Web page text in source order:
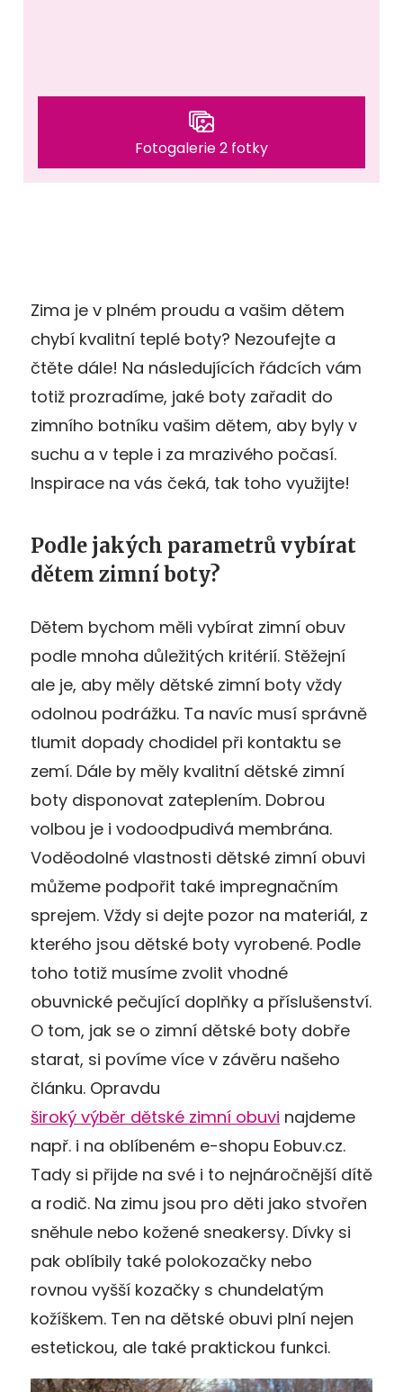
Fotogalerie 2 fotky
Zima je v plném proudu a vašim dětem
chybí kvalitní teplé boty? Nezoufejte a
čtěte dále! Na následujících řádcích vám
totiž prozradíme, jaké boty zařadit do
zimního botníku vašim dětem, aby byly v
suchu a v teple i za mrazivého počasí.
Inspirace na vás čeká, tak toho využijte!
Podle jakých parametrů vybírat
dětem zimní boty?
Dětem bychom měli vybírat zimní obuv
podle mnoha důležitých kritérií. Stěžejní
ale je, aby měly dětské zimní boty vždy
odolnou podrážku. Ta navíc musí správně
tlumit dopady chodidel při kontaktu se
zemí. Dále by měly kvalitní dětské zimní
boty disponovat zateplením. Dobrou
volbou je i vodoodpudivá membrána.
Voděodolné vlastnosti dětské zimní obuvi
můžeme podpořit také impregnačním
sprejem. Vždy si dejte pozor na materiál, z
kterého jsou dětské boty vyrobené. Podle
toho totiž musíme zvolit vhodné
obuvnické pečující doplňky a příslušenství.
O tom, jak se o zimní dětské boty dobře
starat, si povíme více v závěru našeho
článku. Opravdu
široký výběr dětské zimní obuvi najdeme
např. i na oblíbeném e-shopu Eobuv.cz.
Tady si přijde na své i to nejnáročnější dítě
a rodič. Na zimu jsou pro děti jako stvořen
sněhule nebo kožené sneakersy. Dívky si
pak oblíbily také polokozačky nebo
rovnou vyšší kozačky s chundelatým
kožíškem. Ten na dětské obuvi plní nejen
estetickou, ale také praktickou funkci.